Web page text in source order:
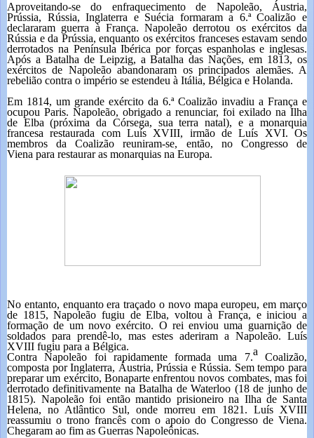
Aproveitando-se do enfraquecimento de Napoleão, Áustria,
Prússia, Rússia, Inglaterra e Suécia formaram a 6.ª Coalizão e
declararam guerra à França. Napoleão derrotou os exércitos da
Rússia e da Prússia, enquanto os exércitos franceses estavam sendo
derrotados na Península Ibérica por forças espanholas e inglesas.
Após a Batalha de Leipzig, a Batalha das Nações, em 1813, os
exércitos de Napoleão abandonaram os principados alemães. A
rebelião contra o império se estendeu à Itália, Bélgica e Holanda.
Em 1814, um grande exército da 6.ª Coalizão invadiu a França e
ocupou Paris. Napoleão, obrigado a renunciar, foi exilado na Ilha
de Elba (próxima da Córsega, sua terra natal), e a monarquia
francesa restaurada com Luís XVIII, irmão de Luís XVI. Os
membros da Coalizão reuniram-se, então, no
Congresso de
Viena para restaurar as monarquias na Europa.
No entanto, enquanto era traçado o novo mapa europeu, em março
de 1815, Napoleão fugiu de Elba, voltou à França, e iniciou a
formação de um novo exército. O rei enviou uma guarnição de
soldados para prendê-lo, mas estes aderiram a Napoleão. Luís
XVIII fugiu para a Bélgica.
Contra Napoleão foi rapidamente formada uma 7.a
Coalizão,
composta por Inglaterra, Áustria, Prússia e Rússia. Sem tempo para
preparar um exército, Bonaparte enfrentou novos combates, mas foi
derrotado definitivamente na Batalha de Waterloo (18 de junho de
1815). Napoleão foi então mantido prisioneiro na Ilha de Santa
Helena, no Atlântico Sul, onde morreu em 1821. Luís XVIII
reassumiu o trono francês com o apoio do Congresso de Viena.
Chegaram ao fim as Guerras Napoleônicas.